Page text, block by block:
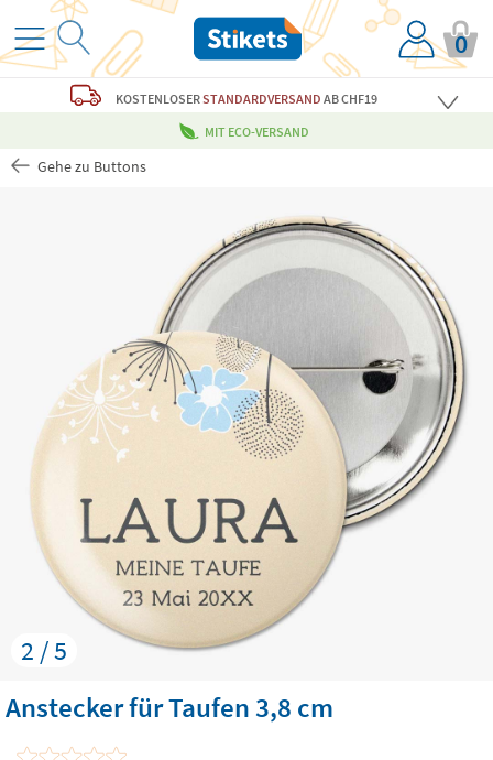
0
KOSTENLOSERSTANDARDVERSAND AB CHF19
MIT ECO-VERSAND
Gehe zu Buttons
2 / 5
Anstecker für Taufen 3,8 cm